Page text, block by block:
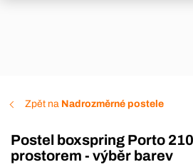
Zpět na Nadrozměrné postele
Postel boxspring Porto 210x220 s úložným
prostorem - výběr barev